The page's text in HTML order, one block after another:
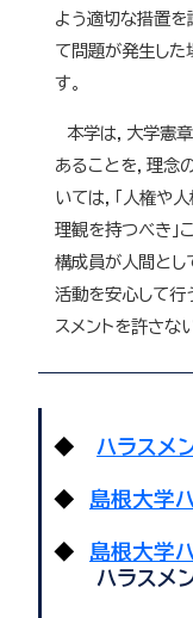
よう適切な措置を
て問題が発生し
す。
本学は，大学憲章
あることを，理念
いては，「人権や
理観を持つべき」
構成員が人間とし
活動を安心して行
スメントを許さな
◆ ハラスメ
◆ 島根大学
◆ 島根大学
ハラスメン